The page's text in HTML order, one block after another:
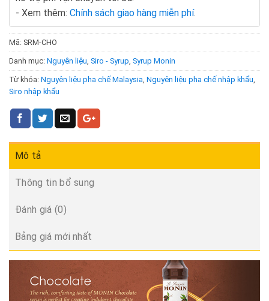
- Xem thêm: Chính sách giao hàng miễn phí.
Mã: SRM-CHO
Danh mục: Nguyên liệu Siro - Syrup Syrup Monin
Từ khóa: Nguyên liệu pha chế Malaysia Nguyên liệu pha chế nhập khẩu
Siro nhập khẩu
Mô tả
Thông tin bổ sung
Đánh giá (0)
Bảng giá mới nhất